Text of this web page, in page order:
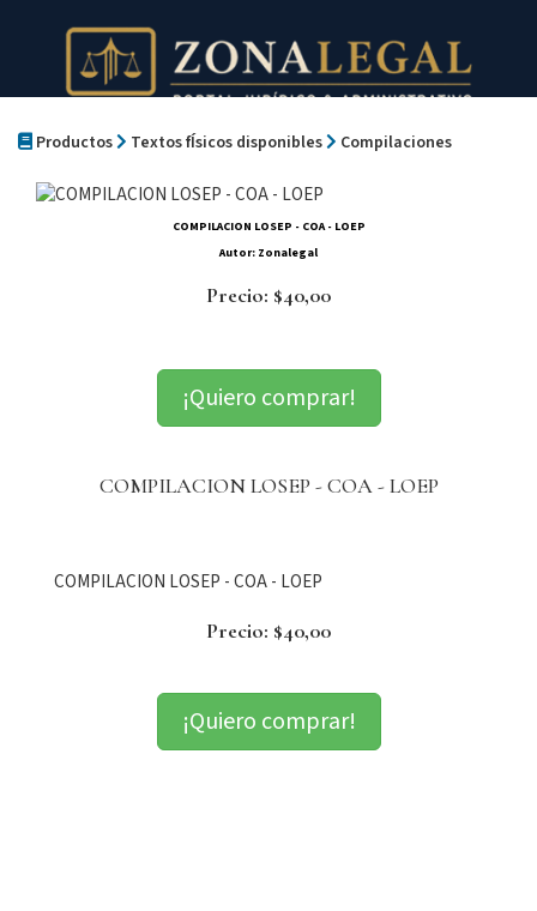
Productos Textos fÍsicos disponibles Compilaciones
COMPILACION LOSEP - COA - LOEP
Autor: Zonalegal
Precio: $40,00
¡Quiero comprar!
COMPILACION LOSEP - COA - LOEP
COMPILACION LOSEP - COA - LOEP
Precio: $40,00
¡Quiero comprar!